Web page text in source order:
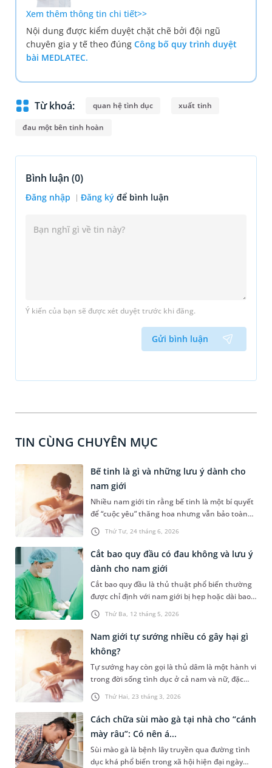
Xem thêm thông tin chi tiết>>
Nội dung được kiểm duyệt chặt chẽ bởi đội ngũ
chuyên gia y tế theo đúng Công bố quy trình duyệt
bài MEDLATEC.
Từ khoá: quan hệ tình dục xuất tinh
đau một bên tinh hoàn
Bình luận (0)
Đăng nhập Đăng ký để bình luận
Ý kiến của bạn sẽ được xét duyệt trước khi đăng.
Gửi bình luận
TIN CÙNG CHUYÊN MỤC
Thứ Tư, 24 tháng 6, 2026
Bế tinh là gì và những lưu ý dành cho
nam giới
Nhiều nam giới tin rằng bế tinh là một bí quyết
để “cuộc yêu” thăng hoa nhưng vẫn bảo toàn
phong độ. Bài viết dưới đây sẽ giúp bạn hiểu rõ
hơn bế tinh là gì, có tiềm ẩn những nguy cơ sức
khỏe gì không và những vấn đề nam giới cần
Thứ Ba, 12 tháng 5, 2026
Cắt bao quy đầu có đau không và lưu ý
dành cho nam giới
Cắt bao quy đầu là thủ thuật phổ biến thường
được chỉ định với nam giới bị hẹp hoặc dài bao
quy đầu. Không chỉ quan tâm đến chi phí điều
trị, nhiều nam giới còn có chung một thắc mắc
là “cắt bao quy đầu có đau không”. Dưới đây là
câu trả lời cụ thể và một số lưu ý dành cho nam
giới.
Thứ Hai, 23 tháng 3, 2026
Nam giới tự sướng nhiều có gây hại gì
không?
Tự sướng hay còn gọi là thủ dâm là một hành vi
trong đời sống tình dục ở cả nam và nữ, đặc
biệt là nam giới. Hành vi này là cách giúp “cánh
mày râu” thỏa mãn nhu cầu sinh lý. Vậy thực
hiện hoạt động này quá nhiều có gây hại gì
không? Bài viết dưới đây sẽ giải thích rõ hơn
cho bạn.
Cách chữa sùi mào gà tại nhà cho “cánh
mày râu”: Có nên á...
Sùi mào gà là bệnh lây truyền qua đường tình
dục khá phổ biến trong xã hội hiện đại ngày